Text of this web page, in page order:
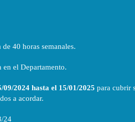
40 horas semanales.
en el Departamento.
09/2024 hasta el 15/01/2025 para cubrir
a acordar.
24